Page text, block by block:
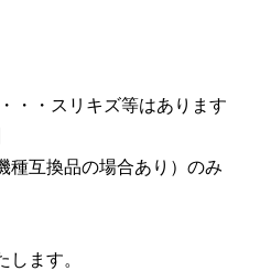
・・スリキズ等はあります
種互換品の場合あり）のみ
します。